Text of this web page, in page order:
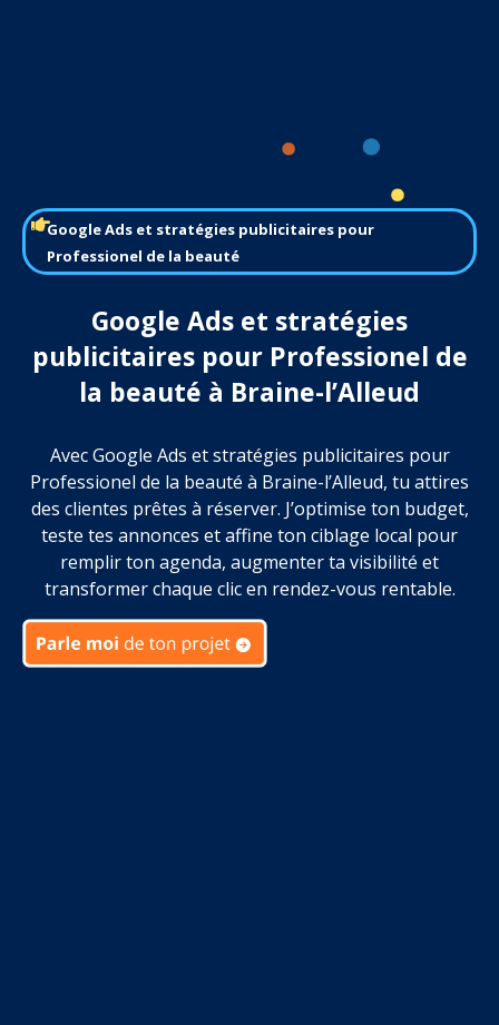
Google Ads et stratégies publicitaires pour
Professionel de la beauté
Google Ads et stratégies
publicitaires pour Professionel de
la beauté à Braine-l’Alleud
Avec Google Ads et stratégies publicitaires pour
Professionel de la beauté à Braine-l’Alleud, tu attires
des clientes prêtes à réserver. J’optimise ton budget,
teste tes annonces et affine ton ciblage local pour
remplir ton agenda, augmenter ta visibilité et
transformer chaque clic en rendez-vous rentable.